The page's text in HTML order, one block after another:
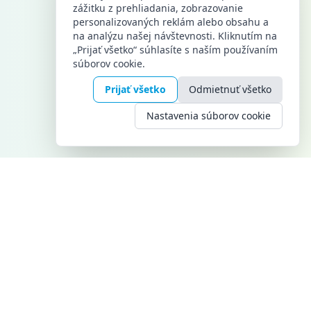
zážitku z prehliadania, zobrazovanie
personalizovaných reklám alebo obsahu a
na analýzu našej návštevnosti. Kliknutím na
„Prijať všetko“ súhlasíte s naším používaním
súborov cookie.
Prijať všetko
Odmietnuť všetko
Nastavenia súborov cookie